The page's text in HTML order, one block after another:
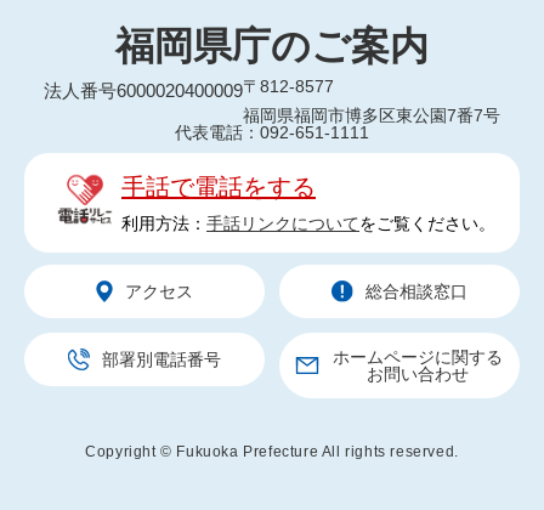
福岡県庁のご案内
法人番号6000020400009〒812-8577
福岡県福岡市博多区東公園7番7号
代表電話：092-651-1111
手話で電話をする
利用方法： 手話リンクについてをご覧ください。
アクセス 総合相談窓口
部署別電話番号
ホームページに関する
お問い合わせ
Copyright © Fukuoka Prefecture All rights reserved.